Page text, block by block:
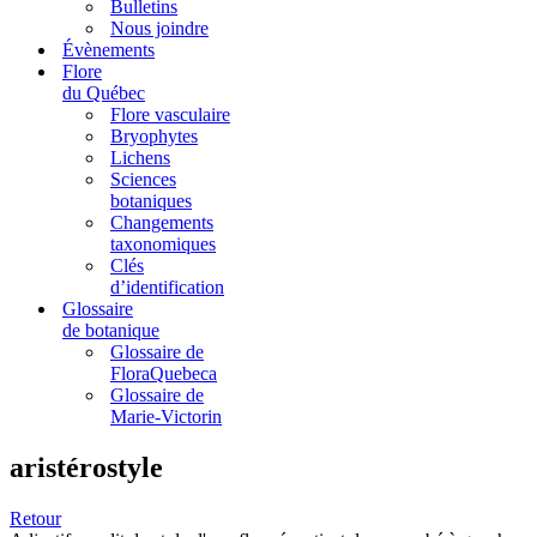
Bulletins
Nous joindre
Évènements
Flore
du Québec
Flore vasculaire
Bryophytes
Lichens
Sciences
botaniques
Changements
taxonomiques
Clés
d’identification
Glossaire
de botanique
Glossaire de
FloraQuebeca
Glossaire de
Marie-Victorin
aristérostyle
Retour